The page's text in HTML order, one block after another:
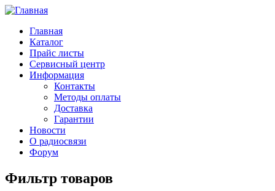
Главная
Каталог
Прайс листы
Сервисный центр
Информация
Контакты
Методы оплаты
Доставка
Гарантии
Новости
О радиосвязи
Форум
Фильтр товаров